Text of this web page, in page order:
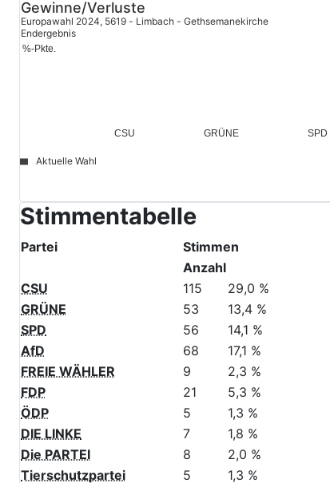
Download der Grafik als SVG-Datei
© Stadt Schwabach
Gewinne/Verluste
Europawahl 2024, 5619 - Limbach - Gethsemanekirche
Stimmentabelle
Stimmen
Anzahl
CSU
115
29,0 %
GRÜNE
53
13,4 %
SPD
56
14,1 %
AfD
68
17,1 %
FREIE WÄHLER
9
2,3 %
FDP
21
5,3 %
ÖDP
5
1,3 %
DIE LINKE
7
1,8 %